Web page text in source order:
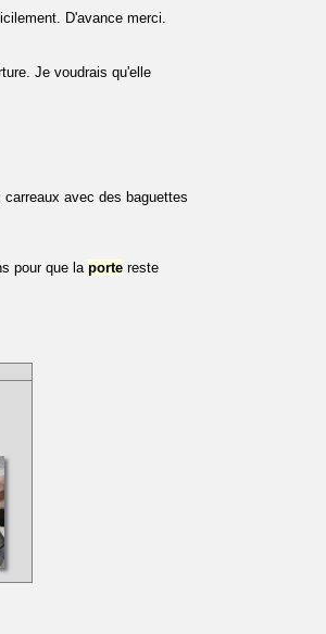
D'avance merci.
Je voudrais qu'elle
avec des baguettes
pour que la porte reste